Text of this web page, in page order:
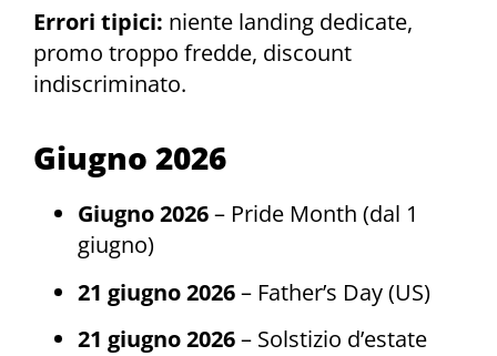
Errori tipici: niente landing dedicate,
promo troppo fredde, discount
indiscriminato.
Giugno 2026
Giugno 2026– Pride Month (dal 1
giugno)
21 giugno 2026– Father’s Day (US)
21 giugno 2026– Solstizio d’estate